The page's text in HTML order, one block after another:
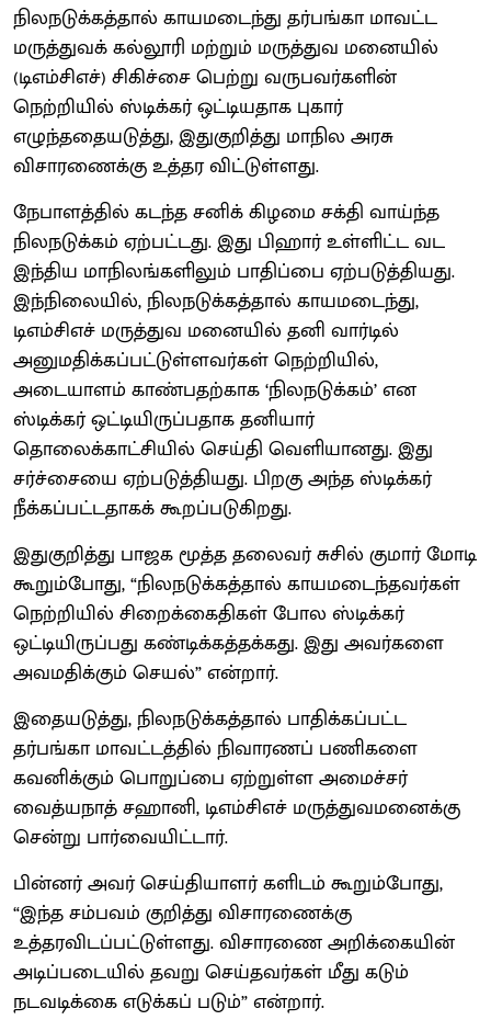
நிலநடுக்கத்தால் காயமடைந்து தர்பங்கா மாவட்ட
மருத்துவக் கல்லூரி மற்றும் மருத்துவ மனையில்
(டிஎம்சிஎச்) சிகிச்சை பெற்று வருபவர்களின்
நெற்றியில் ஸ்டிக்கர் ஒட்டியதாக புகார்
எழுந்ததையடுத்து, இதுகுறித்து மாநில அரசு
விசாரணைக்கு உத்தர விட்டுள்ளது.
நேபாளத்தில் கடந்த சனிக் கிழமை சக்தி வாய்ந்த
நிலநடுக்கம் ஏற்பட்டது. இது பிஹார் உள்ளிட்ட வட
இந்திய மாநிலங்களிலும் பாதிப்பை ஏற்படுத்தியது.
இந்நிலையில், நிலநடுக்கத்தால் காயமடைந்து,
டிஎம்சிஎச் மருத்துவ மனையில் தனி வார்டில்
அனுமதிக்கப்பட்டுள்ளவர்கள் நெற்றியில்,
அடையாளம் காண்பதற்காக ‘நிலநடுக்கம்’ என
ஸ்டிக்கர் ஒட்டியிருப்பதாக தனியார்
தொலைக்காட்சியில் செய்தி வெளியானது. இது
சர்ச்சையை ஏற்படுத்தியது. பிறகு அந்த ஸ்டிக்கர்
நீக்கப்பட்டதாகக் கூறப்படுகிறது.
இதுகுறித்து பாஜக மூத்த தலைவர் சுசில் குமார் மோடி
கூறும்போது, “நிலநடுக்கத்தால் காயமடைந்தவர்கள்
நெற்றியில் சிறைக்கைதிகள் போல ஸ்டிக்கர்
ஒட்டியிருப்பது கண்டிக்கத்தக்கது. இது அவர்களை
அவமதிக்கும் செயல்” என்றார்.
இதையடுத்து, நிலநடுக்கத்தால் பாதிக்கப்பட்ட
தர்பங்கா மாவட்டத்தில் நிவாரணப் பணிகளை
கவனிக்கும் பொறுப்பை ஏற்றுள்ள அமைச்சர்
வைத்யநாத் சஹானி, டிஎம்சிஎச் மருத்துவமனைக்கு
சென்று பார்வையிட்டார்.
பின்னர் அவர் செய்தியாளர் களிடம் கூறும்போது,
“இந்த சம்பவம் குறித்து விசாரணைக்கு
உத்தரவிடப்பட்டுள்ளது. விசாரணை அறிக்கையின்
அடிப்படையில் தவறு செய்தவர்கள் மீது கடும்
நடவடிக்கை எடுக்கப் படும்” என்றார்.